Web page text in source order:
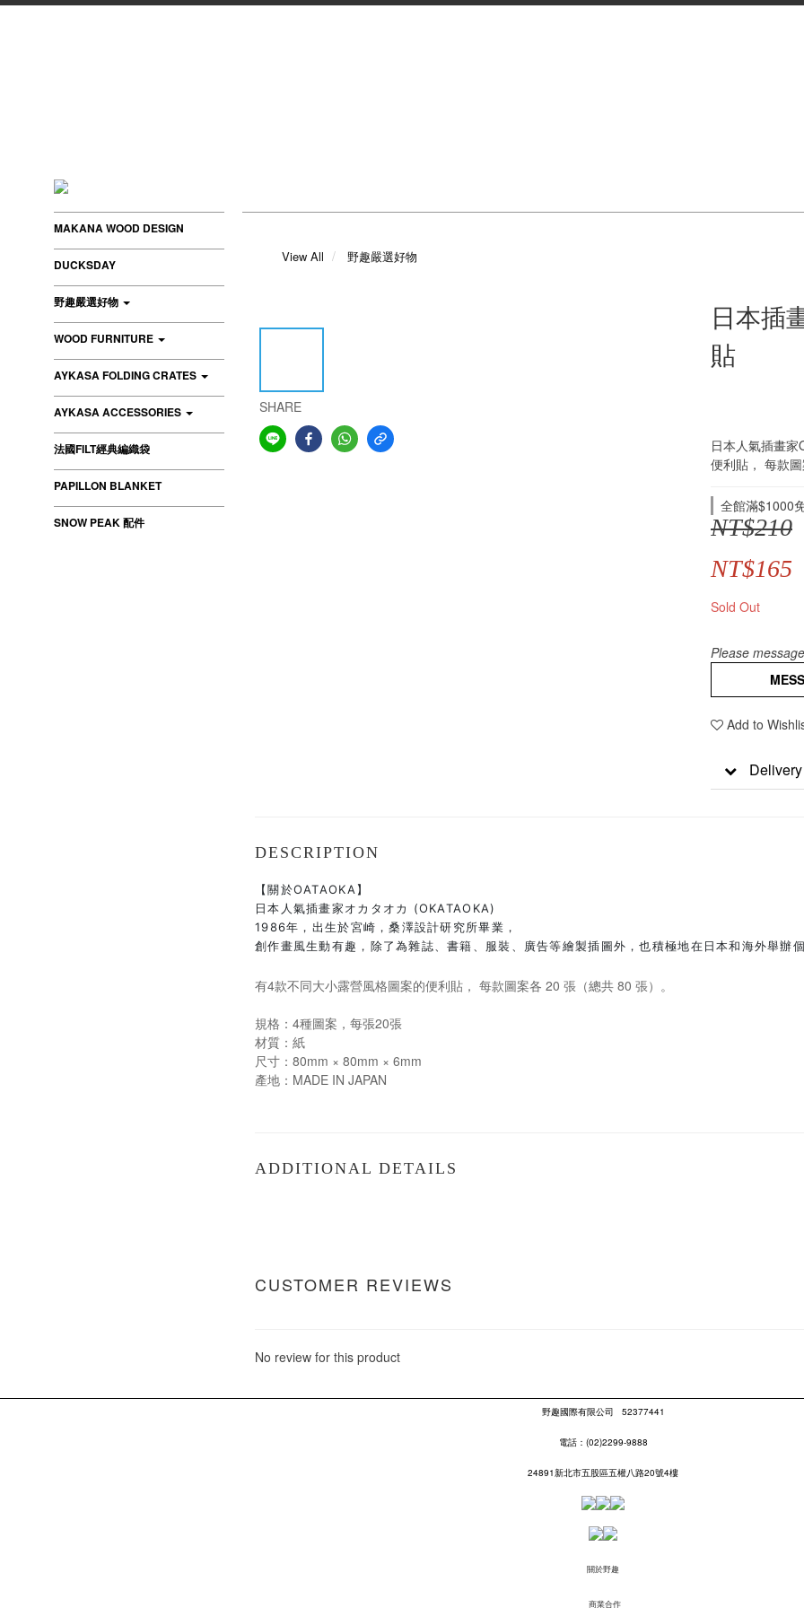
MAKANA WOOD DESIGN
DUCKSDAY
野趣嚴選好物
WOOD FURNITURE
AYKASA FOLDING CRATES
AYKASA ACCESSORIES
法國FILT經典編織袋
PAPILLON BLANKET
SNOW PEAK 配件
View All 野趣嚴選好物
SHARE
日本插
貼
日本人氣插畫
便利貼， 每款
全館滿$1000
NT$210
NT$165
Sold Out
Please
Add to
DESCRIPTION
【關於OATAOKA】
日本人氣插畫家オカタオカ (OKATAOKA)
1986年，出生於宮崎，桑澤設計研究所畢業，
創作畫風生動有趣，除了為雜誌、書籍、服裝、廣告等繪製插圖外，也積極地在日本和海外舉辦
有4款不同大小露營風格圖案的便利貼， 每款圖案各 20 張（總共 80 張）。
規格：4種圖案，每張20張
材質：紙
尺寸：80mm × 80mm × 6mm
產地：MADE IN JAPAN
ADDITIONAL DETAILS
CUSTOMER REVIEWS
No review for this product
野趣國際有限公司 52377441
電話：(02)2299-9888
24891新北市五股區五權八路20號4樓
關於野趣
商業合作